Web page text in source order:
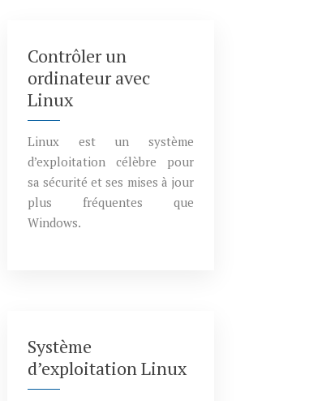
Contrôler un
ordinateur avec
Linux
Linux est un système
d’exploitation célèbre pour
sa sécurité et ses mises à jour
plus fréquentes que
Windows.
Système
d’exploitation Linux